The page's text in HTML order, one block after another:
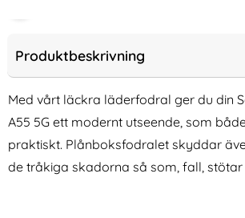
Produktbeskrivning
Med vårt läckra läderfodral ger du din
A55 5G ett modernt utseende, som
praktiskt. Plånboksfodralet skyddar
de tråkiga skadorna så som, fall, stötar